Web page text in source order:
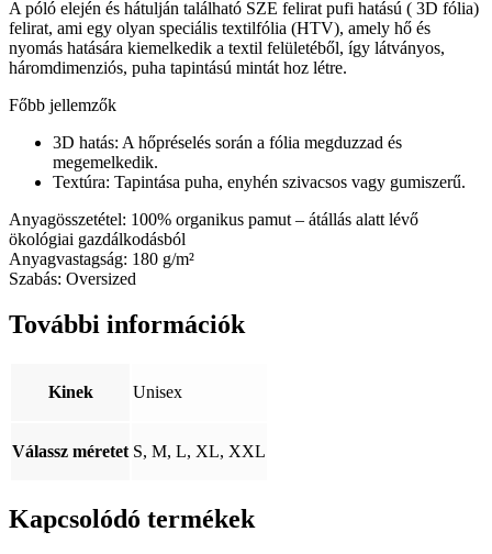
A póló elején és hátulján található SZE felirat pufi hatású ( 3D fólia)
felirat, ami egy olyan speciális textilfólia (HTV), amely hő és
nyomás hatására kiemelkedik a textil felületéből, így látványos,
háromdimenziós, puha tapintású mintát hoz létre.
Főbb jellemzők
3D hatás: A hőpréselés során a fólia megduzzad és
megemelkedik.
Textúra: Tapintása puha, enyhén szivacsos vagy gumiszerű.
Anyagösszetétel: 100% organikus pamut – átállás alatt lévő
ökológiai gazdálkodásból
Anyagvastagság: 180 g/m²
Szabás: Oversized
További információk
Kinek Unisex
Válassz méretet S, M, L, XL, XXL
Kapcsolódó termékek